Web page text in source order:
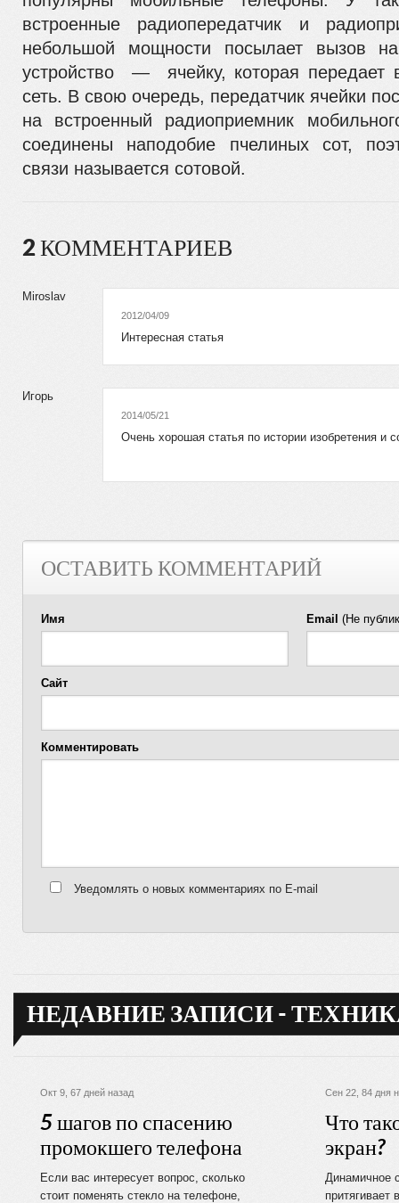
встроенные радиопередатчик и
небольшой мощности посылает вызов
устройство — ячейку, которая пере­дает
сеть. В свою очередь, передатчик ячей­ки
на встроенный радиоприемник
соединены наподобие пчелиных сот,
связи называется сотовой.
2 КОММЕНТАРИЕВ
Miroslav
2012/04/09
Интересная статья
Игорь
2014/05/21
Очень хорошая статья по истории изобретения и
ОСТАВИТЬ КОММЕНТАРИЙ
Имя Email (Не
Сайт
Комментировать
Уведомлять о новых комментариях по E-mail
НЕДАВНИЕ ЗАПИСИ -
Окт 9, 67 дней назад
5 шагов по спасению
промокшего телефона
Если вас интересует вопрос, сколько
стоит поменять стекло на телефоне,
Сен 22, 84 дня
Что
экран?
Динамичное
притягивает